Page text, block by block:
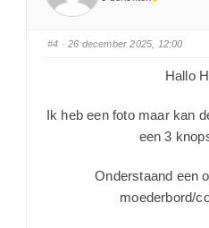
#4 · 26 december 2025, 12:00
Hallo
Ik heb een foto maar kan
een 3
Onderstaand een
moederbord/